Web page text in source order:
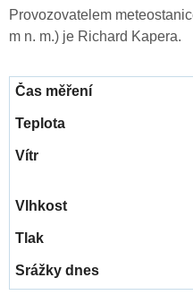
Provozovatelem
m n. m.) je Richard Kapera.